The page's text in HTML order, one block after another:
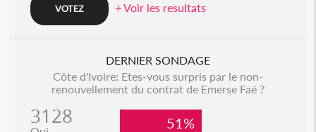
+ Voir les resultats
DERNIER SONDAGE
Côte d'Ivoire: Etes-vous surpris par le non-
renouvellement du contrat de Emerse Faé ?
3128 51%